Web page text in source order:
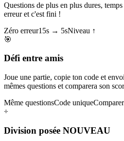
Questions de plus en plus dures,
erreur et c'est fini !
Zéro erreur15s → 5sNiveau ↑
🎯
Défi entre amis
Joue une partie, copie ton code et
mêmes questions et comparera son
Même questionsCode uniqueComparer
÷
Division posée NOUVEAU